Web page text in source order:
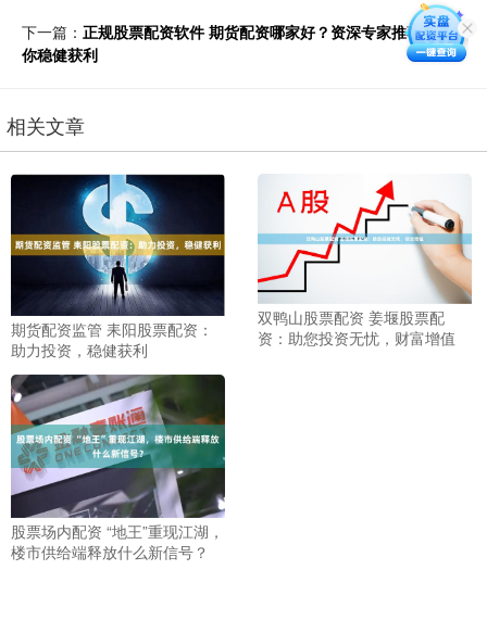
下一篇： 正规股票配资软件 期货配资哪家好？资深专家推荐，助
你稳健获利
相关文章
期货配资监管 耒阳股票配资：
助力投资，稳健获利
双鸭山股票配资 姜堰股票配
资：助您投资无忧，财富增值
股票场内配资 “地王”重现江湖，
楼市供给端释放什么新信号？